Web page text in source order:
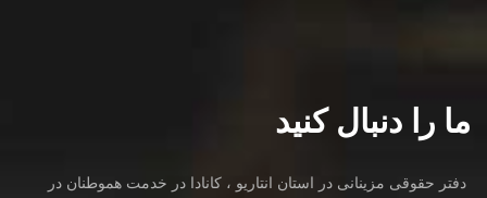
ما را دنبال کنید
دفتر حقوقی مزینانی در استان انتاریو ، کانادا در خدمت هموطنان در